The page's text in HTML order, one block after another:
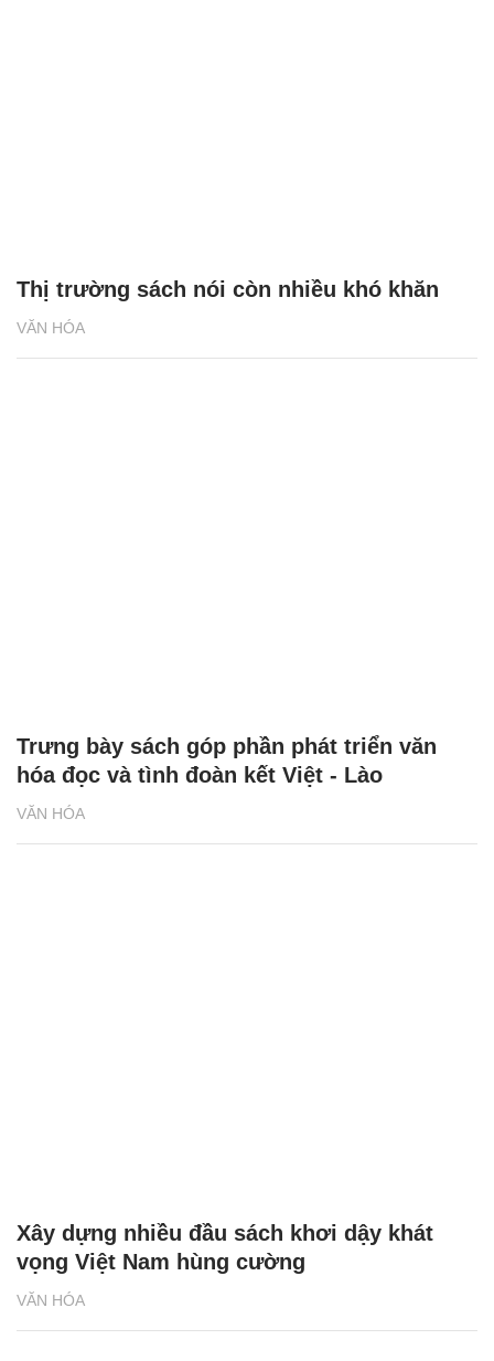
VĂN HÓA
Thị trường sách nói còn nhiều khó khăn
VĂN HÓA
Trưng bày sách góp phần phát triển văn
hóa đọc và tình đoàn kết Việt - Lào
VĂN HÓA
Xây dựng nhiều đầu sách khơi dậy khát
vọng Việt Nam hùng cường